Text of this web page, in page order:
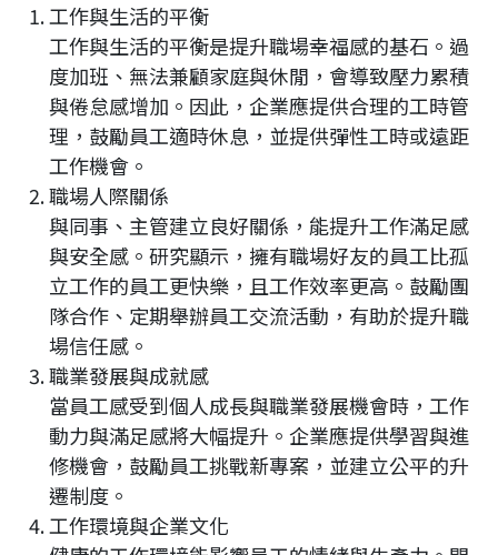
工作與生活的平衡
工作與生活的平衡是提升職場幸福感的基石。過
度加班、無法兼顧家庭與休閒，會導致壓力累積
與倦怠感增加。因此，企業應提供合理的工時管
理，鼓勵員工適時休息，並提供彈性工時或遠距
工作機會。
職場人際關係
與同事、主管建立良好關係，能提升工作滿足感
與安全感。研究顯示，擁有職場好友的員工比孤
立工作的員工更快樂，且工作效率更高。鼓勵團
隊合作、定期舉辦員工交流活動，有助於提升職
場信任感。
職業發展與成就感
當員工感受到個人成長與職業發展機會時，工作
動力與滿足感將大幅提升。企業應提供學習與進
修機會，鼓勵員工挑戰新專案，並建立公平的升
遷制度。
工作環境與企業文化